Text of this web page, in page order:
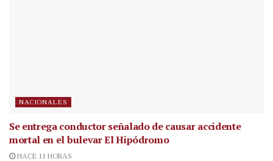
NACIONALES
Se entrega conductor señalado de causar accidente
mortal en el bulevar El Hipódromo
HACE 11 HORAS